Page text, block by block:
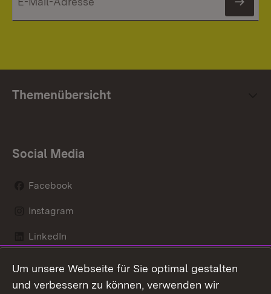
Themenübersicht
Social Media
Facebook
Instagram
LinkedIn
Youtube
Um unsere Webseite für Sie optimal gestalten
und verbessern zu können, verwenden wir